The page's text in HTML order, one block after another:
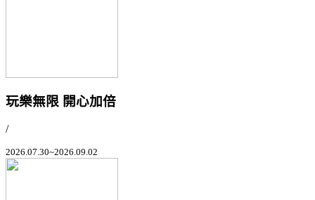
玩樂無限 開心加倍
/
2026.07.30~2026.09.02